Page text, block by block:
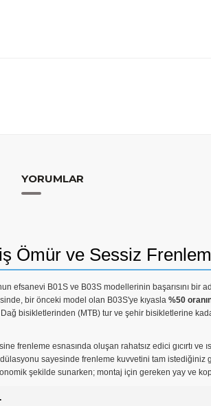
YORUMLAR
Ömür ve Sessiz
efsanevi B01S ve B03S modellerinin başarısını bir
bir önceki model olan B03S'ye kıyasla %50
bisikletlerinden (MTB) tur ve şehir bisikletlerine
frenleme esnasında oluşan rahatsız edici gıcırtı ve
sayesinde frenleme kuvvetini tam istediğiniz
şekilde sunarken; montaj için gereken yay ve